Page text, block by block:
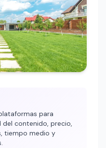
para
del contenido, precio,
tiempo medio y